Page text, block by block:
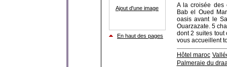
Ajout d'une image
En haut des pages
A la croisée des
Bab el Oued
oasis avant le
Ouarzazate. 5
dont 2 suites tout
vous accueillent
Hôtel maroc
Palmeraie du